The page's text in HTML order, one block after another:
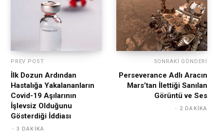
PREV POST
İlk Dozun Ardından
Hastalığa Yakalananların
Covid-19 Aşılarının
İşlevsiz Olduğunu
Gösterdiği İddiası
3 DAKIKA
SONRAKI GÖNDERI
Perseverance Adlı Aracın
Mars’tan İlettiği Sanılan
Görüntü ve Ses
2 DAKIKA